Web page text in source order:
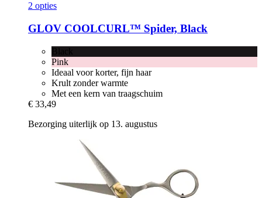
2 opties
GLOV COOLCURL™ Spider, Black
Black
Pink
Ideaal voor korter, fijn haar
Krult zonder warmte
Met een kern van traagschuim
€ 33,49
Bezorging uiterlijk op 13. augustus